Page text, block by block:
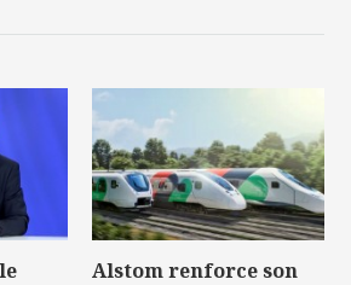
Alstom renforce son